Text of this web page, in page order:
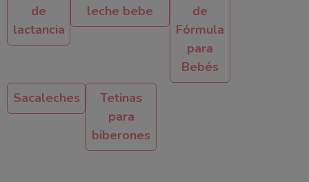
de
lactancia
leche bebe
de
Fórmula
para
Bebés
Sacaleches
Tetinas
para
biberones